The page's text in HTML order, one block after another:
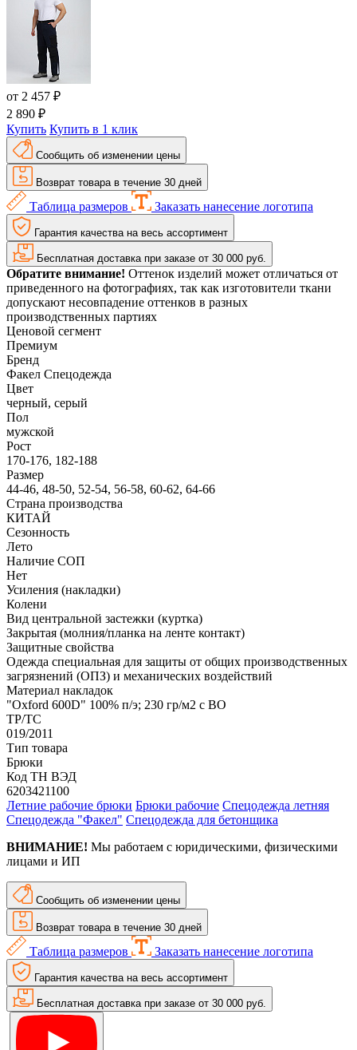
от 2 457 ₽
2 890 ₽
Купить Купить в 1 клик
Сообщить об изменении цены
Возврат товара в течение 30 дней
Таблица размеров Заказать нанесение логотипа
Гарантия качества на весь ассортимент
Бесплатная доставка при заказе от 30 000 руб.
Обратите внимание! Оттенок изделий может отличаться от
приведенного на фотографиях, так как изготовители ткани
допускают несовпадение оттенков в разных
производственных партиях
Ценовой сегмент
Премиум
Бренд
Факел Спецодежда
Цвет
черный, серый
Пол
мужской
Рост
170-176, 182-188
Размер
44-46, 48-50, 52-54, 56-58, 60-62, 64-66
Страна производства
КИТАЙ
Сезонность
Лето
Наличие СОП
Нет
Усиления (накладки)
Колени
Вид центральной застежки (куртка)
Закрытая (молния/планка на ленте контакт)
Защитные свойства
Одежда специальная для защиты от общих производственных
загрязнений (ОПЗ) и механических воздействий
Материал накладок
"Oxford 600D" 100% п/э; 230 гр/м2 с ВО
ТР/ТС
019/2011
Тип товара
Брюки
Код ТН ВЭД
6203421100
Летние рабочие брюки Брюки рабочие Спецодежда летняя
Спецодежда "Факел" Спецодежда для бетонщика
ВНИМАНИЕ! Мы работаем с юридическими, физическими
лицами и ИП
Сообщить об изменении цены
Возврат товара в течение 30 дней
Таблица размеров Заказать нанесение логотипа
Гарантия качества на весь ассортимент
Бесплатная доставка при заказе от 30 000 руб.